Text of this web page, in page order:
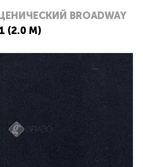
BROADWAY
(2.0 М)